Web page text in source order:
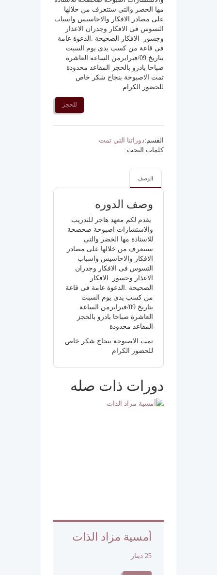
مها الخضر والتى ستتعرف من خلالها
على مصادر الافكار والاحاسيس واسباب
التسوس فى الافكار وجدران الاعذار
وجسور الافكار الصحيحة .الدعوة عامة
فى قاعة من كسب يدى يوم السبت
بتاريخ 09/فبرايرمن الساعة العاشرة
صباحا بادرو بالحجز المقاعد محدودة
تمت الاصبوحة بنجاح شكر خاص
للحضور الكرام
للحجز
القسم:دوراتنا التي تمت
كلمات البحث:
الوصف
وصف الدوره
يقدم لكم معهد هاجر للتدريب
والاستشارات اصبوحة صحصحة
للاستاذة مها الخضر والتى
ستتعرف من خلالها على مصادر
الافكار والاحاسيس واسباب
التسوس فى الافكار وجدران
الاعذار وجسور الافكار
الصحيحة .الدعوة عامة فى قاعة
من كسب يدى يوم السبت
بتاريخ 09/فبرايرمن الساعة
العاشرة صباحا بادرو بالحجز
المقاعد محدودة
تمت الاصبوحة بنجاح شكر خاص
للحضور الكرام
دورات ذات صله
أمسية مزاد الذات
25 دينار